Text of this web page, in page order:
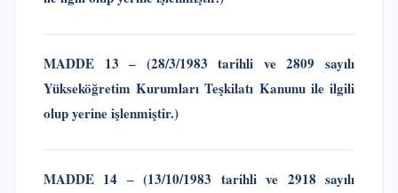
MADDE 13 ‒ (28/3/1983 tarihli ve 2809 sayılı
Yükseköğretim Kurumları Teşkilatı Kanunu ile ilgili
olup yerine işlenmiştir.)
MADDE 14 ‒ (13/10/1983 tarihli ve 2918 sayılı